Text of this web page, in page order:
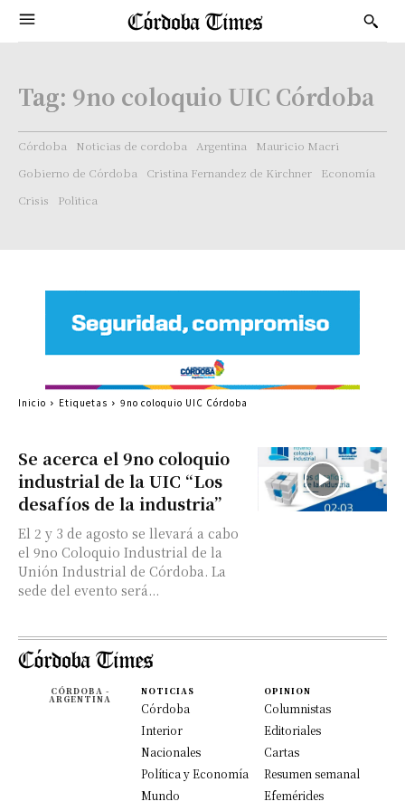
Tag: 9no coloquio UIC Córdoba
Córdoba Noticias de cordoba Argentina
Mauricio Macri
Gobierno de Córdoba
Cristina Fernandez de Kirchner
Economía
Crisis
Politica
Se acerca el 9no coloquio
industrial de la UIC “Los
desafíos de la industria”
El 2 y 3 de agosto se llevará a cabo
el 9no Coloquio Industrial de la
Unión Industrial de Córdoba. La
sede del evento será...
Inicio Etiquetas 9no coloquio UIC Córdoba
CÓRDOBA -
ARGENTINA
NOTICIAS
Córdoba
Interior
Nacionales
Política y Economía
Mundo
OPINION
Columnistas
Editoriales
Cartas
Resumen semanal
Efemérides